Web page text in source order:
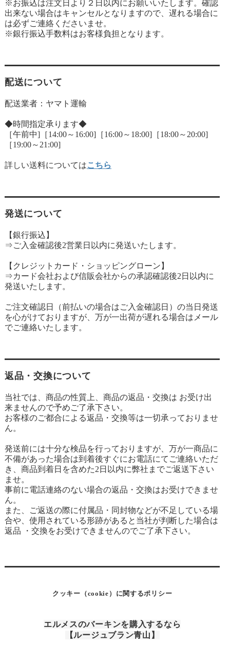
※お振込は注文日より２日以内にお願いいたします。確認
出来ない場合はキャンセルとなりますので、遅れる場合に
は必ずご連絡くださいませ。
※銀行振込手数料はお客様負担となります。
配送について
配送業者：ヤマト運輸
◆時間指定承ります◆
［午前中]［14:00～16:00]［16:00～18:00]［18:00～20:00]
［19:00～21:00]
詳しい送料についてはこちら
発送について
【銀行振込】
⇒ご入金確認後2営業日以内に発送いたします。
【クレジットカード・ショッピングローン】
⇒カード会社および信販会社からの承認確認後2日以内に
発送いたします。
ご注文確認日（前払いの場合はご入金確認日）の当日発送
を心がけておりますが、万が一出荷が遅れる場合はメール
でご連絡いたします。
返品・交換について
当社では、商品の性質上、商品の返品・交換は お受け出
来ませんので予めご了承下さい。
お客様のご都合による返品・交換等は一切承っておりませ
ん。
発送前には十分な検品を行っておりますが、万が一商品に
不備があった場合は到着後すぐにお電話にてご連絡いただ
き、商品到着日を含めた2日以内に弊社までご返送下さい
ませ。
事前に電話連絡のない場合の返品・交換はお受けできませ
ん。
また、ご返送の際に付属品・同封物などが不足している場
合や、使用されている形跡があると当社が判断した場合は
返品 ・交換をお受けできませんのでご了承下さい。
クッキー（cookie）に関するポリシー
エルメスのバーキンを購入するなら
【ルージュブラン青山】